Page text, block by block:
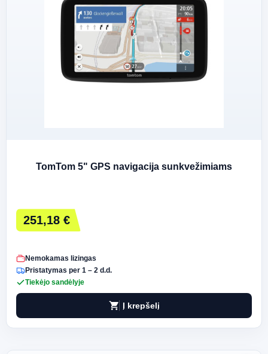
TomTom 5" GPS navigacija sunkvežimiams
251,18 €
Nemokamas lizingas
Pristatymas per 1 – 2 d.d.
Tiekėjo sandėlyje
shopping_cart Į krepšelį